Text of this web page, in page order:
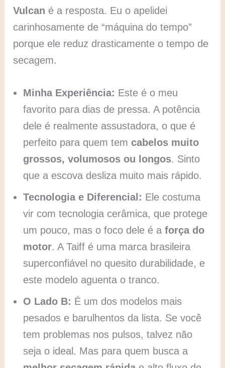
Vulcan é a resposta. Eu o apelidei
carinhosamente de “máquina do tempo”
porque ele reduz drasticamente o tempo de
secagem.
Minha Experiência: Este é o meu
favorito para dias de pressa. A potência
dele é realmente assustadora, o que é
perfeito para quem temcabelos muito
grossos, volumosos ou longos. Sinto
que a escova desliza muito mais rápido.
Tecnologia e Diferencial: Ele costuma
vir com tecnologia cerâmica, que protege
um pouco, mas o foco dele é aforça do
motor. A Taiff é uma marca brasileira
superconfiável no quesito durabilidade, e
este modelo aguenta o tranco.
O Lado B: É um dos modelos mais
pesados e barulhentos da lista. Se você
tem problemas nos pulsos, talvez não
seja o ideal. Mas para quem busca a